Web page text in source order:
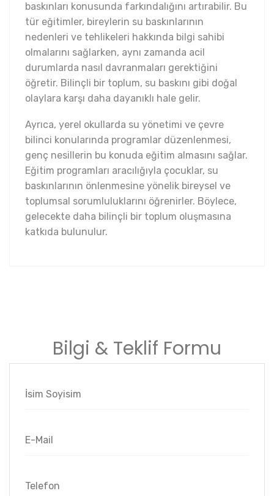
baskınları konusunda farkındalığını artırabilir. Bu
tür eğitimler, bireylerin su baskınlarının
nedenleri ve tehlikeleri hakkında bilgi sahibi
olmalarını sağlarken, aynı zamanda acil
durumlarda nasıl davranmaları gerektiğini
öğretir. Bilinçli bir toplum, su baskını gibi doğal
olaylara karşı daha dayanıklı hale gelir.
Ayrıca, yerel okullarda su yönetimi ve çevre
bilinci konularında programlar düzenlenmesi,
genç nesillerin bu konuda eğitim almasını sağlar.
Eğitim programları aracılığıyla çocuklar, su
baskınlarının önlenmesine yönelik bireysel ve
toplumsal sorumluluklarını öğrenirler. Böylece,
gelecekte daha bilinçli bir toplum oluşmasına
katkıda bulunulur.
Bilgi & Teklif Formu